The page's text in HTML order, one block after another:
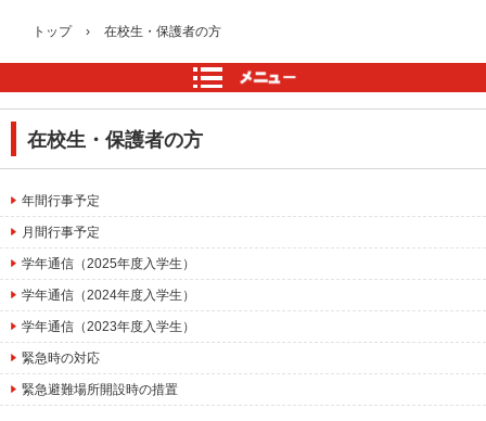
トップ › 在校生・保護者の方
在校生・保護者の方
年間行事予定
月間行事予定
学年通信（2025年度入学生 ）
学年通信（2024年度入学生）
学年通信（2023年度入学生）
緊急時の対応
緊急避難場所開設時の措置